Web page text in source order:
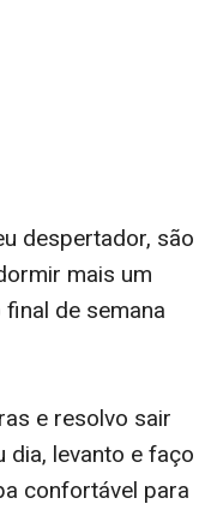
despertador, são
mais um
de semana
e resolvo sair
dia, levanto e faço
confortável para